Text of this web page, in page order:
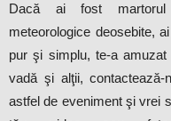
Dacă ai fost martorul
meteorologice deosebite,
pur şi simplu, te-a
vadă şi alţii,
astfel de eveniment şi vrei